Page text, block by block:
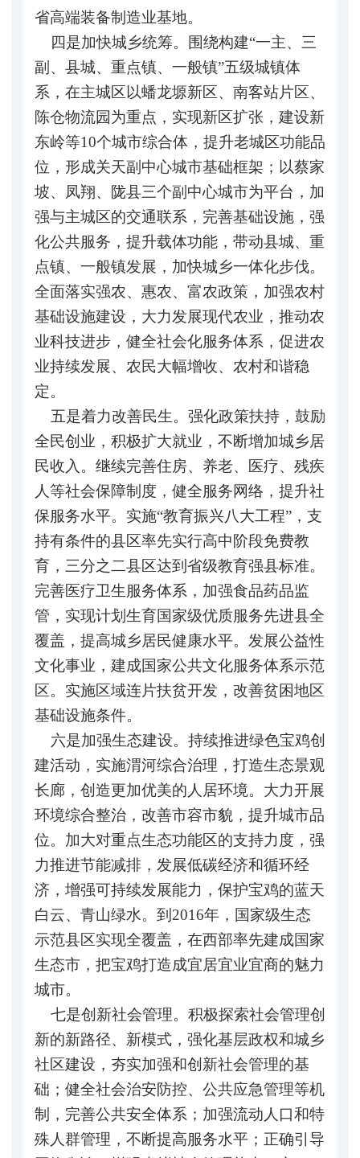
省高端装备制造业基地。
四是加快城乡统筹。围绕构建“一主、三
副、县城、重点镇、一般镇”五级城镇体
系，在主城区以蟠龙塬新区、南客站片区、
陈仓物流园为重点，实现新区扩张，建设新
东岭等10个城市综合体，提升老城区功能品
位，形成关天副中心城市基础框架；以蔡家
坡、凤翔、陇县三个副中心城市为平台，加
强与主城区的交通联系，完善基础设施，强
化公共服务，提升载体功能，带动县城、重
点镇、一般镇发展，加快城乡一体化步伐。
全面落实强农、惠农、富农政策，加强农村
基础设施建设，大力发展现代农业，推动农
业科技进步，健全社会化服务体系，促进农
业持续发展、农民大幅增收、农村和谐稳
定。
五是着力改善民生。强化政策扶持，鼓励
全民创业，积极扩大就业，不断增加城乡居
民收入。继续完善住房、养老、医疗、残疾
人等社会保障制度，健全服务网络，提升社
保服务水平。实施“教育振兴八大工程”，支
持有条件的县区率先实行高中阶段免费教
育，三分之二县区达到省级教育强县标准。
完善医疗卫生服务体系，加强食品药品监
管，实现计划生育国家级优质服务先进县全
覆盖，提高城乡居民健康水平。发展公益性
文化事业，建成国家公共文化服务体系示范
区。实施区域连片扶贫开发，改善贫困地区
基础设施条件。
六是加强生态建设。持续推进绿色宝鸡创
建活动，实施渭河综合治理，打造生态景观
长廊，创造更加优美的人居环境。大力开展
环境综合整治，改善市容市貌，提升城市品
位。加大对重点生态功能区的支持力度，强
力推进节能减排，发展低碳经济和循环经
济，增强可持续发展能力，保护宝鸡的蓝天
白云、青山绿水。到2016年，国家级生态
示范县区实现全覆盖，在西部率先建成国家
生态市，把宝鸡打造成宜居宜业宜商的魅力
城市。
七是创新社会管理。积极探索社会管理创
新的新路径、新模式，强化基层政权和城乡
社区建设，夯实加强和创新社会管理的基
础；健全社会治安防控、公共应急管理等机
制，完善公共安全体系；加强流动人口和特
殊人群管理，不断提高服务水平；正确引导